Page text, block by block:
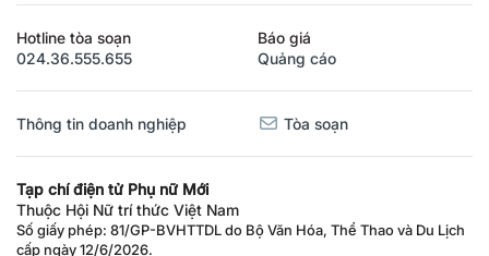
Hotline tòa soạn
024.36.555.655
Báo giá
Quảng cáo
Thông tin doanh nghiệp Tòa soạn
Tạp chí điện tử Phụ nữ Mới
Thuộc Hội Nữ trí thức Việt Nam
Số giấy phép: 81/GP-BVHTTDL do Bộ Văn Hóa, Thể Thao và Du Lịch
cấp ngày 12/6/2026.